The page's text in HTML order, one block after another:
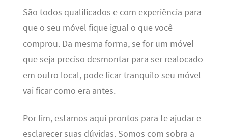
São todos qualificados e com experiência para
que o seu móvel fique igual o que você
comprou. Da mesma forma, se for um móvel
que seja preciso desmontar para ser realocado
em outro local, pode ficar tranquilo seu móvel
vai ficar como era antes.
Por fim, estamos aqui prontos para te ajudar e
esclarecer suas dúvidas. Somos com sobra a